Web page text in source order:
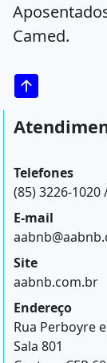
Camed.
Telefones
(85) 3226-1020
E-mail
Site
aabnb.com.br
Endereço
Rua Perboyre
Sala 801